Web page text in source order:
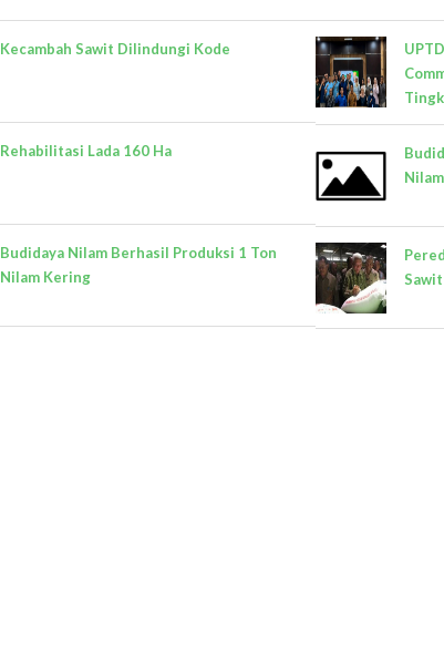
Kecambah Sawit Dilindungi Kode
Rehabilitasi Lada 160 Ha
Budidaya Nilam Berhasil Produksi 1 Ton
Nilam Kering
Sawit